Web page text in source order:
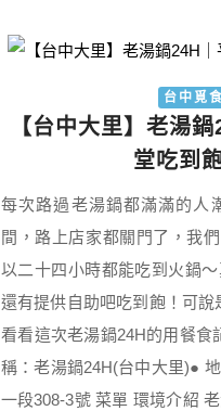
台中覓
【台中大里】老湯
堂吃到
每次路過老湯鍋都滿滿的人
間，路上店家都關門了，我
以二十四小時都能吃到火鍋
還有提供自助吧吃到飽！可
看看這次老湯鍋24H的用餐食
稱：老湯鍋24H(台中大里)●
一段308-3號 菜單 環境介紹